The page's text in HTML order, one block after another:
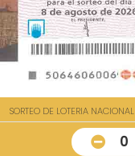
SORTEO DE LOTERIA NACIONAL
0